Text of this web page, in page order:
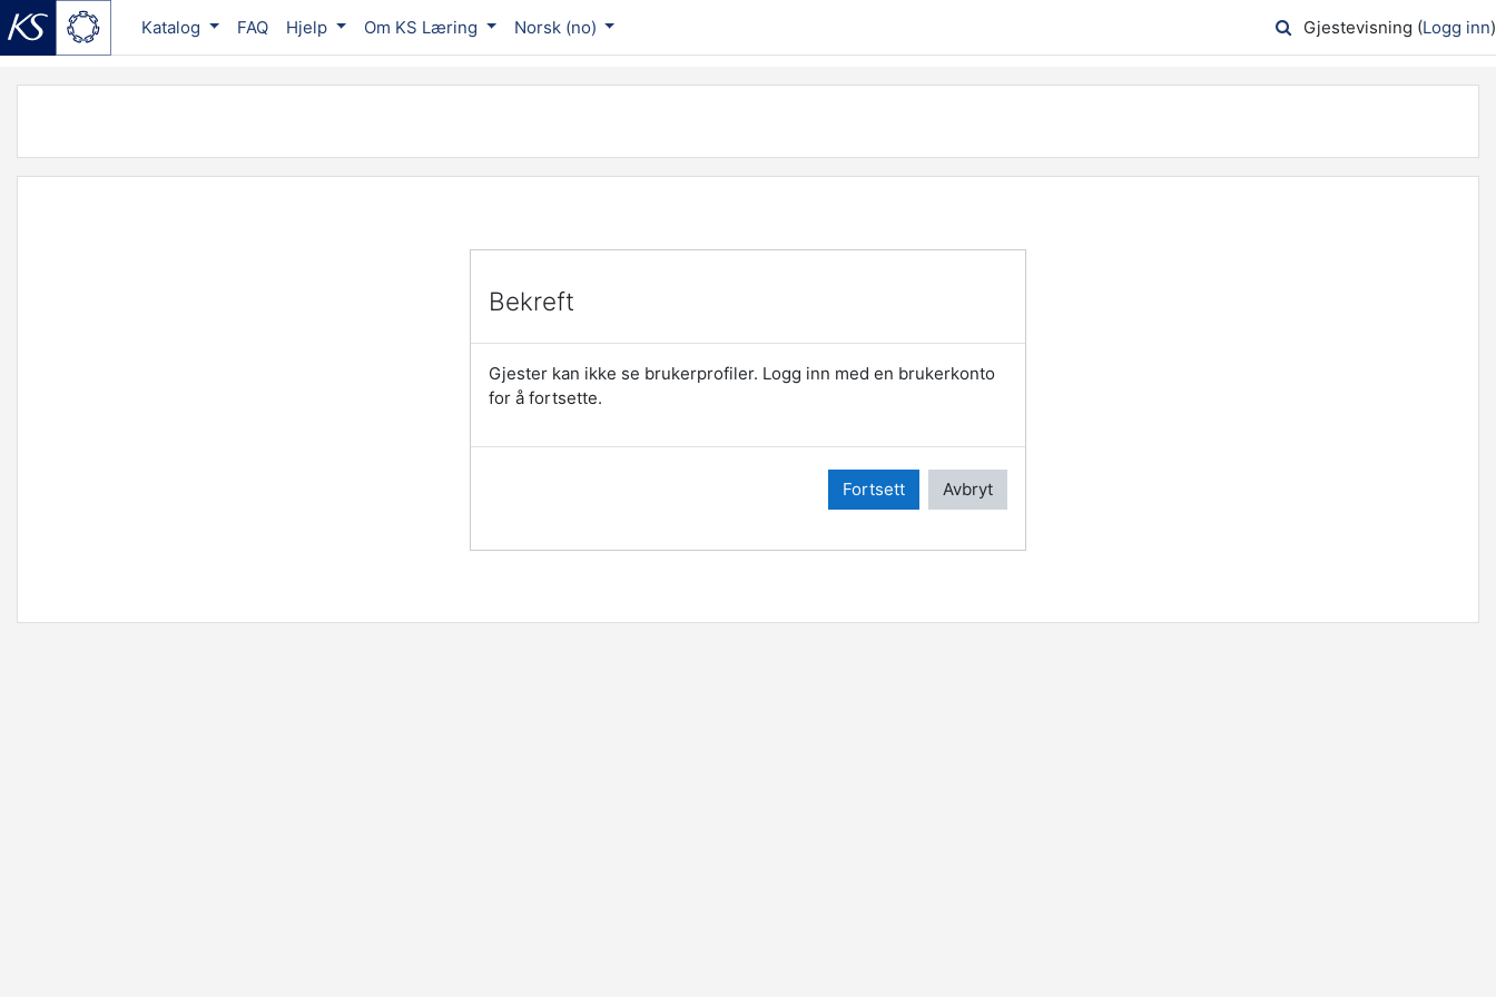
Katalog FAQ Hjelp Om KS Læring Norsk ‎(no)‎ Gjestevisning (Logg inn)
Bekreft
Gjester kan ikke se brukerprofiler. Logg inn med en brukerkonto
for å fortsette.
Fortsett Avbryt